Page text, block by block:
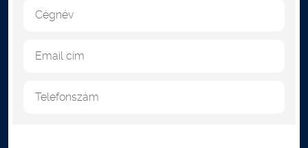
Cégnév
Email cím
Telefonszám